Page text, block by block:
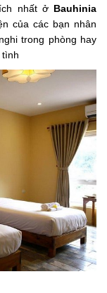
nhất ở Bauhinia
của các bạn nhân
trong phòng hay
tình